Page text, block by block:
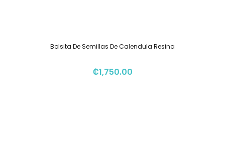
Bolsita De Semillas De Calendula Resina
₡1,750.00